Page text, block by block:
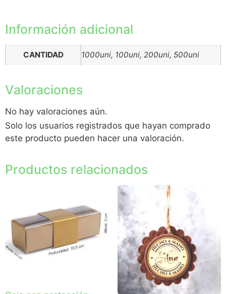
Información adicional
CANTIDAD 1000uni, 100uni, 200uni, 500uni
Valoraciones
No hay valoraciones aún.
Solo los usuarios registrados que hayan comprado
este producto pueden hacer una valoración.
Productos relacionados